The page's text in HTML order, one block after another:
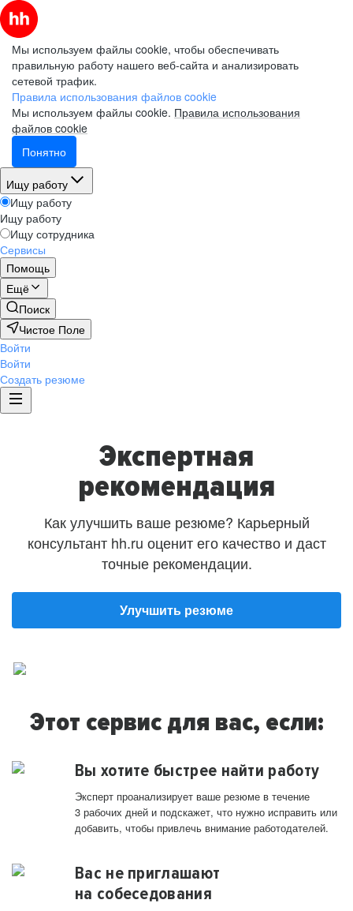
Мы используем файлы cookie, чтобы обеспечивать
правильную работу нашего веб-сайта и анализировать
сетевой трафик.
Правила использования файлов cookie
Мы используем файлы cookie. Правила использования
файлов cookie
Понятно
Ищу работу
Ищу работу
Ищу работу
Ищу сотрудника
Сервисы
Помощь
Ещё
Поиск
Чистое Поле
Войти
Войти
Создать резюме
Экспертная
рекомендация
Как улучшить ваше резюме? Карьерный
консультант hh.ru оценит его качество и даст
точные рекомендации.
Улучшить резюме
Этот сервис для вас, если:
Вы хотите быстрее найти работу
Эксперт проанализирует ваше резюме в течение
3 рабочих дней и подскажет, что нужно исправить или
добавить, чтобы привлечь внимание работодателей.
Вас не приглашают
на собеседования